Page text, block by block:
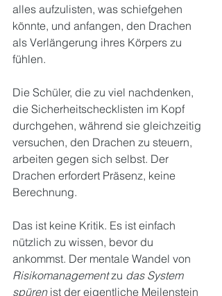
alles aufzulisten, was schiefgehen
könnte, und anfangen, den Drachen
als Verlängerung ihres Körpers zu
fühlen.
Die Schüler, die zu viel nachdenken,
die Sicherheitschecklisten im Kopf
durchgehen, während sie gleichzeitig
versuchen, den Drachen zu steuern,
arbeiten gegen sich selbst. Der
Drachen erfordert Präsenz, keine
Berechnung.
Das ist keine Kritik. Es ist einfach
nützlich zu wissen, bevor du
ankommst. Der mentale Wandel von
Risikomanagement zu das System
spüren ist der eigentliche Meilenstein